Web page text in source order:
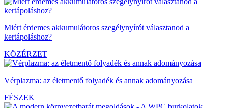
Miért érdemes akkumulátoros szegélynyírót választanod a
kertápoláshoz?
KÖZÉRZET
Vérplazma: az életmentő folyadék és annak adományozása
FÉSZEK